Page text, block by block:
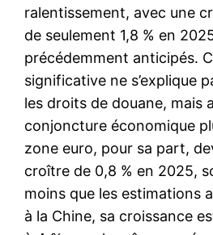
ralentissement, avec une
de seulement 1,8 % en
précédemment anticipés.
significative ne s’explique
les droits de douane, mais
conjoncture économique
zone euro, pour sa part,
croître de 0,8 % en 2025,
moins que les estimations
à la Chine, sa croissance